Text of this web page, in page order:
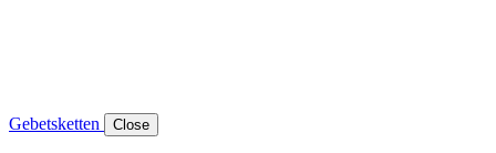
Gebetsketten Close